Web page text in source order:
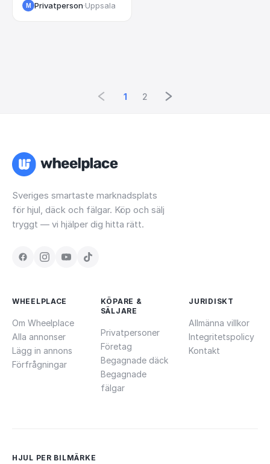
M Privatperson·Uppsala
1 2
Sveriges smartaste marknadsplats
för hjul, däck och fälgar. Köp och sälj
tryggt — vi hjälper dig hitta rätt.
WHEELPLACE
Om Wheelplace
Alla annonser
Lägg in annons
Förfrågningar
KÖPARE &
SÄLJARE
Privatpersoner
Företag
Begagnade däck
Begagnade
fälgar
JURIDISKT
Allmänna villkor
Integritetspolicy
Kontakt
HJUL PER BILMÄRKE